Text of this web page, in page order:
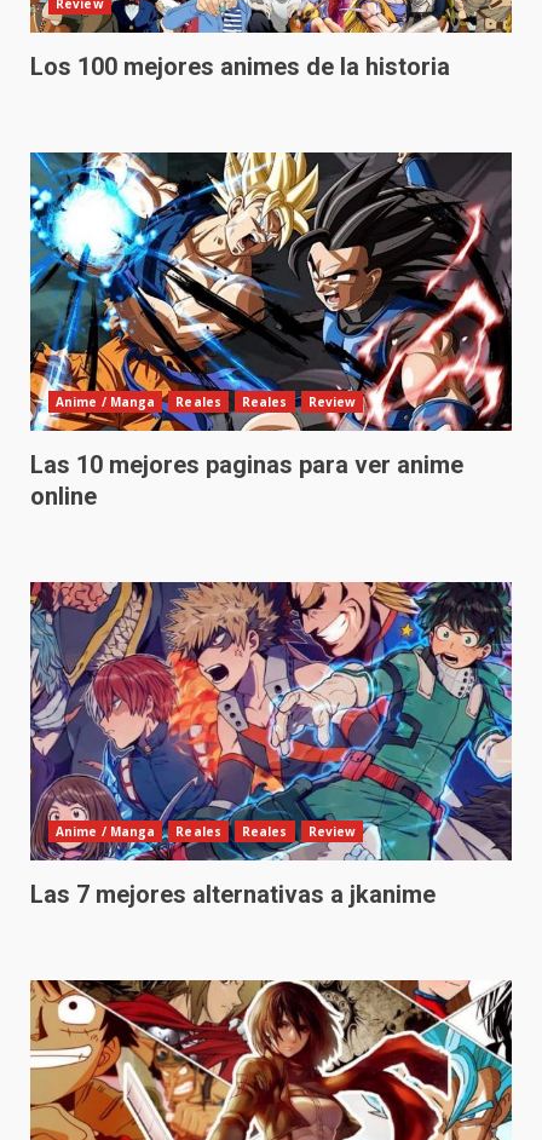
Review
Los 100 mejores animes de la historia
Anime / Manga Reales Reales Review
Las 10 mejores paginas para ver anime
online
Anime / Manga Reales Reales Review
Las 7 mejores alternativas a jkanime